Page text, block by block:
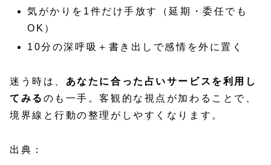
気がかりを1件だけ手放す（延期・委任でも
OK）
10分の深呼吸＋書き出しで感情を外に置く
迷う時は、 あなたに合った占いサービスを利用し
てみる のも一手。客観的な視点が加わることで、
境界線と行動の整理がしやすくなります。
出典：